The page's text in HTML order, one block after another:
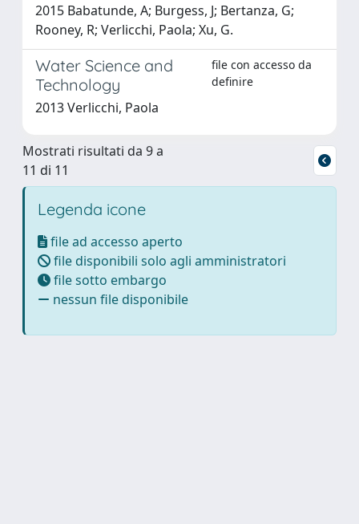
2015 Babatunde, A; Burgess, J; Bertanza, G;
Rooney, R; Verlicchi, Paola; Xu, G.
Water Science and
Technology
file con accesso da
definire
2013 Verlicchi, Paola
Mostrati risultati da 9 a
11 di 11
Legenda icone
file ad accesso aperto
file disponibili solo agli amministratori
file sotto embargo
nessun file disponibile